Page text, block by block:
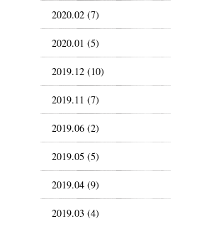
2020.02 (7)
2020.01 (5)
2019.12 (10)
2019.11 (7)
2019.06 (2)
2019.05 (5)
2019.04 (9)
2019.03 (4)